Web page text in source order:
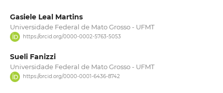
Gasiele Leal Martins
Universidade Federal de Mato Grosso - UFMT
https://orcid.org/0000-0002-5763-5053
Sueli Fanizzi
Universidade Federal de Mato Grosso - UFMT
https://orcid.org/0000-0001-6436-8742